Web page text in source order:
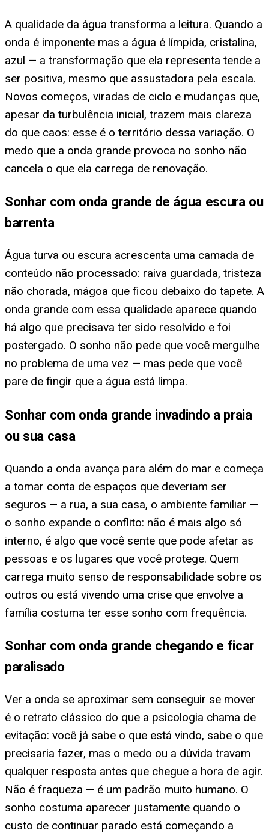
A qualidade da água transforma a leitura. Quando a
onda é imponente mas a água é límpida, cristalina,
azul — a transformação que ela representa tende a
ser positiva, mesmo que assustadora pela escala.
Novos começos, viradas de ciclo e mudanças que,
apesar da turbulência inicial, trazem mais clareza
do que caos: esse é o território dessa variação. O
medo que a onda grande provoca no sonho não
cancela o que ela carrega de renovação.
Sonhar com onda grande de água escura ou
barrenta
Água turva ou escura acrescenta uma camada de
conteúdo não processado: raiva guardada, tristeza
não chorada, mágoa que ficou debaixo do tapete. A
onda grande com essa qualidade aparece quando
há algo que precisava ter sido resolvido e foi
postergado. O sonho não pede que você mergulhe
no problema de uma vez — mas pede que você
pare de fingir que a água está limpa.
Sonhar com onda grande invadindo a praia
ou sua casa
Quando a onda avança para além do mar e começa
a tomar conta de espaços que deveriam ser
seguros — a rua, a sua casa, o ambiente familiar —
o sonho expande o conflito: não é mais algo só
interno, é algo que você sente que pode afetar as
pessoas e os lugares que você protege. Quem
carrega muito senso de responsabilidade sobre os
outros ou está vivendo uma crise que envolve a
família costuma ter esse sonho com frequência.
Sonhar com onda grande chegando e ficar
paralisado
Ver a onda se aproximar sem conseguir se mover
é o retrato clássico do que a psicologia chama de
evitação: você já sabe o que está vindo, sabe o que
precisaria fazer, mas o medo ou a dúvida travam
qualquer resposta antes que chegue a hora de agir.
Não é fraqueza — é um padrão muito humano. O
sonho costuma aparecer justamente quando o
custo de continuar parado está começando a